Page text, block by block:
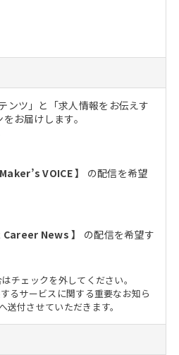
ンツ」と「求人情報をお伝えす
お届けします。
VOICE 】
の配信を希望
News 】
の配信を希望す
チェックを外してください。
るサービスに関する重要なお知ら
付させていただきます。